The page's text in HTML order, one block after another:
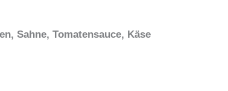
Sahne, Tomatensauce, Käse